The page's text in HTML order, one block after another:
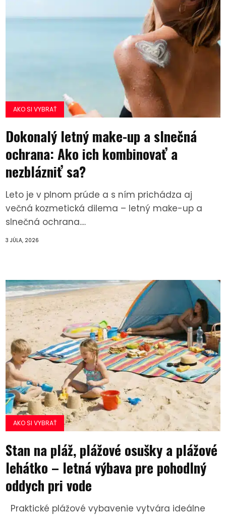
AKO SI VYBRAŤ
Dokonalý letný make-up a slnečná
ochrana: Ako ich kombinovať a
nezblázniť sa?
Leto je v plnom prúde a s ním prichádza aj
večná kozmetická dilema – letný make-up a
slnečná ochrana....
3 JÚLA, 2026
AKO SI VYBRAŤ
Stan na pláž, plážové osušky a plážové
lehátko – letná výbava pre pohodlný
oddych pri vode
Praktické plážové vybavenie vytvára ideálne